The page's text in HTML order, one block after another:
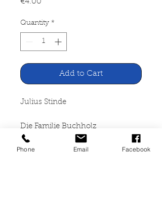
Quantity *
Add to Cart
Julius Stinde
Die Familie Buchholz
Eulenspiegel Verlag Berlin,
Phone Email Facebook